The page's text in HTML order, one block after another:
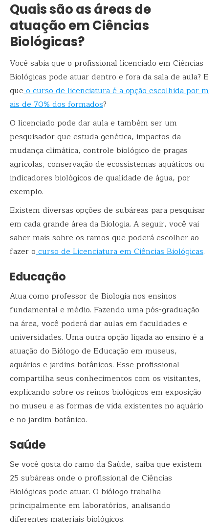
Quais são as áreas de
atuação em Ciências
Biológicas?
Você sabia que o profissional licenciado em Ciências
Biológicas pode atuar dentro e fora da sala de aula? E
que o curso de licenciatura é a opção escolhida por m
ais de 70% dos formados?
O licenciado pode dar aula e também ser um
pesquisador que estuda genética, impactos da
mudança climática, controle biológico de pragas
agrícolas, conservação de ecossistemas aquáticos ou
indicadores biológicos de qualidade de água, por
exemplo.
Existem diversas opções de subáreas para pesquisar
em cada grande área da Biologia. A seguir, você vai
saber mais sobre os ramos que poderá escolher ao
fazer o curso de Licenciatura em Ciências Biológicas.
Educação
Atua como professor de Biologia nos ensinos
fundamental e médio. Fazendo uma pós-graduação
na área, você poderá dar aulas em faculdades e
universidades. Uma outra opção ligada ao ensino é a
atuação do Biólogo de Educação em museus,
aquários e jardins botânicos. Esse profissional
compartilha seus conhecimentos com os visitantes,
explicando sobre os reinos biológicos em exposição
no museu e as formas de vida existentes no aquário
e no jardim botânico.
Saúde
Se você gosta do ramo da Saúde, saiba que existem
25 subáreas onde o profissional de Ciências
Biológicas pode atuar. O biólogo trabalha
principalmente em laboratórios, analisando
diferentes materiais biológicos.